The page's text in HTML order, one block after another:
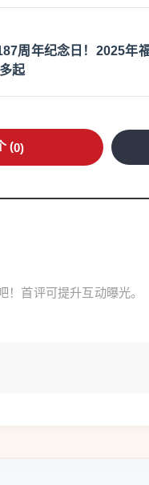
周年纪念日！2025年
起
❤️ 赞一个 (0)
！首评可提升互动曝光。